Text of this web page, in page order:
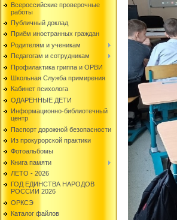
Всероссийские проверочные
работы
Публичный доклад
Приём иностранных граждан
Родителям и ученикам
Педагогам и сотрудникам
Профилактика гриппа и ОРВИ
Школьная Служба примирения
Кабинет психолога
ОДАРЕННЫЕ ДЕТИ
Информационно-библиотечный
центр
Паспорт дорожной безопасности
Из прокурорской практики
Фотоальбомы
Книга памяти
ЛЕТО - 2026
ГОД ЕДИНСТВА НАРОДОВ
РОССИИ 2026
ОРКСЭ
Каталог файлов